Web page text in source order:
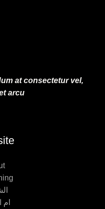
at consectetur vel,
arcu.
ام